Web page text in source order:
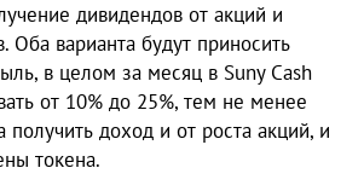
дивидендов от акций и
Оба варианта будут приносить
в целом за месяц в Suny Cash
от 10% до 25%, тем не менее
получить доход и от роста акций, и
токена.